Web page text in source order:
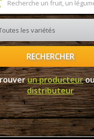
RECHERCHER
un producteur
distributeur